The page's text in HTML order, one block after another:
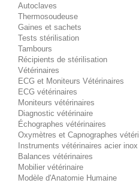
Autoclaves
Thermosoudeuse
Gaines et sachets
Tests stérilisation
Tambours
Récipients de stérilisation
Vétérinaires
ECG et Moniteurs Vétérinaires
ECG vétérinaires
Moniteurs vétérinaires
Diagnostic vétérinaire
Échographes vétérinaires
Oxymètres et Capnographes
Instruments vétérinaires acier inox
Balances vétérinaires
Mobilier vétérinaire
Modèle d'Anatomie Humaine